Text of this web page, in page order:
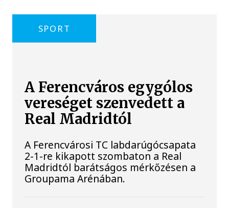
SPORT
A Ferencváros egygólos
vereséget szenvedett a
Real Madridtól
A Ferencvárosi TC labdarúgócsapata
2-1-re kikapott szombaton a Real
Madridtól barátságos mérkőzésen a
Groupama Arénában.